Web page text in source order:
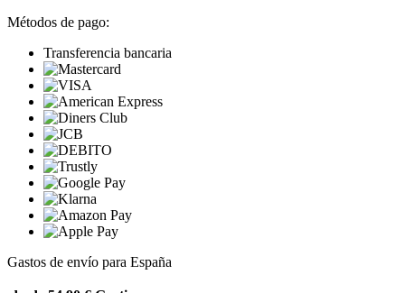
Métodos de pago:
Transferencia bancaria
Gastos de envío para España